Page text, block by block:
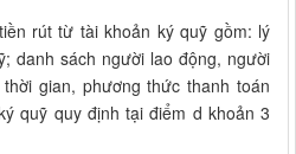
rút từ tài khoản ký quỹ gồm: lý
danh sách người lao động, người
gian, phương thức thanh toán
quỹ quy định tại điểm d khoản 3